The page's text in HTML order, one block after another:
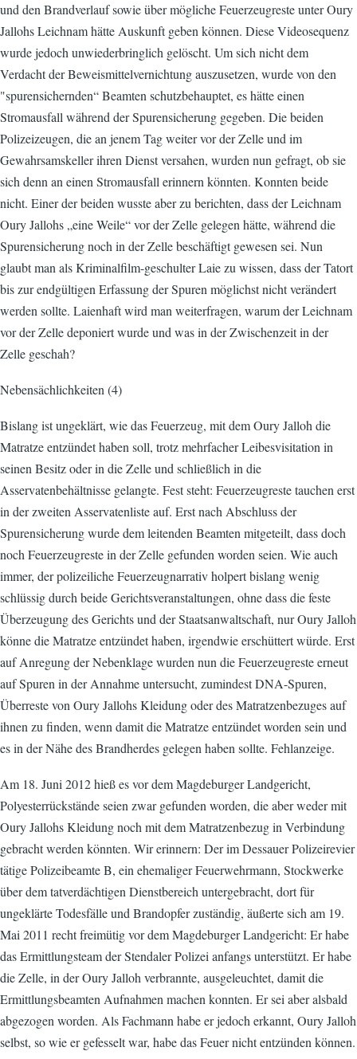
und den Brandverlauf sowie über mögliche Feuerzeugreste unter Oury
Jallohs Leichnam hätte Auskunft geben können. Diese Videosequenz
wurde jedoch unwiederbringlich gelöscht. Um sich nicht dem
Verdacht der Beweismittelvernichtung auszusetzen, wurde von den
"spurensichernden“ Beamten schutzbehauptet, es hätte einen
Stromausfall während der Spurensicherung gegeben. Die beiden
Polizeizeugen, die an jenem Tag weiter vor der Zelle und im
Gewahrsamskeller ihren Dienst versahen, wurden nun gefragt, ob sie
sich denn an einen Stromausfall erinnern könnten. Konnten beide
nicht. Einer der beiden wusste aber zu berichten, dass der Leichnam
Oury Jallohs „eine Weile“ vor der Zelle gelegen hätte, während die
Spurensicherung noch in der Zelle beschäftigt gewesen sei. Nun
glaubt man als Kriminalfilm-geschulter Laie zu wissen, dass der Tatort
bis zur endgültigen Erfassung der Spuren möglichst nicht verändert
werden sollte. Laienhaft wird man weiterfragen, warum der Leichnam
vor der Zelle deponiert wurde und was in der Zwischenzeit in der
Zelle geschah?
Nebensächlichkeiten (4)
Bislang ist ungeklärt, wie das Feuerzeug, mit dem Oury Jalloh die
Matratze entzündet haben soll, trotz mehrfacher Leibesvisitation in
seinen Besitz oder in die Zelle und schließlich in die
Asservatenbehältnisse gelangte. Fest steht: Feuerzeugreste tauchen erst
in der zweiten Asservatenliste auf. Erst nach Abschluss der
Spurensicherung wurde dem leitenden Beamten mitgeteilt, dass doch
noch Feuerzeugreste in der Zelle gefunden worden seien. Wie auch
immer, der polizeiliche Feuerzeugnarrativ holpert bislang wenig
schlüssig durch beide Gerichtsveranstaltungen, ohne dass die feste
Überzeugung des Gerichts und der Staatsanwaltschaft, nur Oury Jalloh
könne die Matratze entzündet haben, irgendwie erschüttert würde. Erst
auf Anregung der Nebenklage wurden nun die Feuerzeugreste erneut
auf Spuren in der Annahme untersucht, zumindest DNA-Spuren,
Überreste von Oury Jallohs Kleidung oder des Matratzenbezuges auf
ihnen zu finden, wenn damit die Matratze entzündet worden sein und
es in der Nähe des Brandherdes gelegen haben sollte. Fehlanzeige.
Am 18. Juni 2012 hieß es vor dem Magdeburger Landgericht,
Polyesterrückstände seien zwar gefunden worden, die aber weder mit
Oury Jallohs Kleidung noch mit dem Matratzenbezug in Verbindung
gebracht werden könnten. Wir erinnern: Der im Dessauer Polizeirevier
tätige Polizeibeamte B, ein ehemaliger Feuerwehrmann, Stockwerke
über dem tatverdächtigen Dienstbereich untergebracht, dort für
ungeklärte Todesfälle und Brandopfer zuständig, äußerte sich am 19.
Mai 2011 recht freimütig vor dem Magdeburger Landgericht: Er habe
das Ermittlungsteam der Stendaler Polizei anfangs unterstützt. Er habe
die Zelle, in der Oury Jalloh verbrannte, ausgeleuchtet, damit die
Ermittlungsbeamten Aufnahmen machen konnten. Er sei aber alsbald
abgezogen worden. Als Fachmann habe er jedoch erkannt, Oury Jalloh
selbst, so wie er gefesselt war, habe das Feuer nicht entzünden können.